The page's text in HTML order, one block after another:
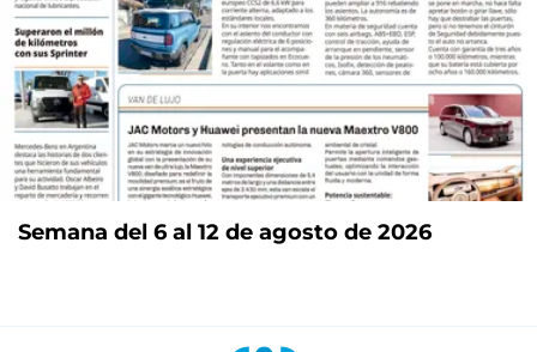
Semana del 6 al 12 de agosto de 2026